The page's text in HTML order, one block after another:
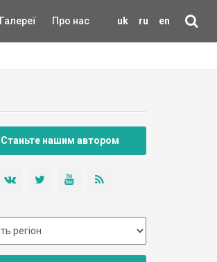
uk ru en
Галереї Про нас
Станьте нашим автором